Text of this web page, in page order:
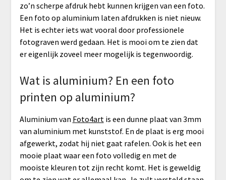
zo’n scherpe afdruk hebt kunnen krijgen van een foto.
Een foto op aluminium laten afdrukken is niet nieuw.
Het is echter iets wat vooral door professionele
fotograven werd gedaan. Het is mooi om te zien dat
er eigenlijk zoveel meer mogelijk is tegenwoordig.
Wat is aluminium? En een foto
printen op aluminium?
Aluminium van Foto4artis een dunne plaat van 3mm
van aluminium met kunststof. En de plaat is erg mooi
afgewerkt, zodat hij niet gaat rafelen. Ook is het een
mooie plaat waar een foto volledig en met de
mooiste kleuren tot zijn recht komt. Het is geweldig